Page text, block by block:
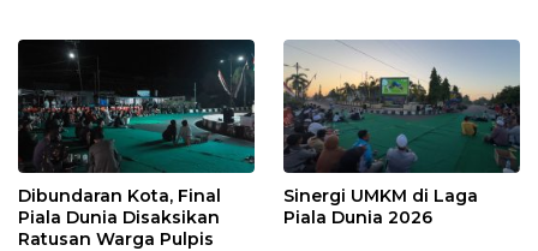
Dibundaran Kota, Final
Piala Dunia Disaksikan
Ratusan Warga Pulpis
Sinergi UMKM di Laga
Piala Dunia 2026